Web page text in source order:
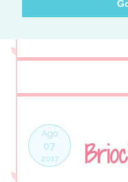
Ago
07
2017